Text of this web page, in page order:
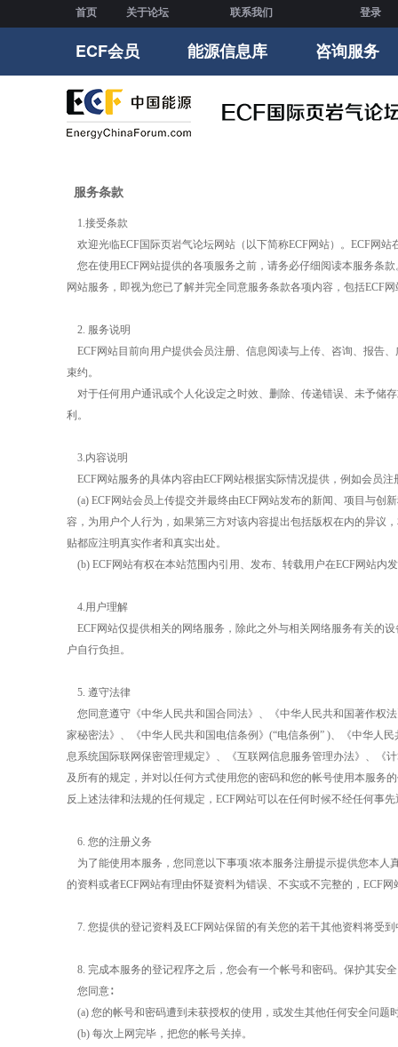
首页 关于论坛 联系我们 登录
ECF会员 能源信息库 咨询服务
服务条款
1.接受条款
欢迎光临ECF国际页岩气论坛网站（以下简称ECF网站）。 ECF网站
您在使用ECF网站提供的各项服务之前，请务必仔细阅读本服务条
网站服务，即视为您已了解并完全同意服务条款各项内容，包括ECF
2. 服务说明
ECF网站目前向用户提供会员注册、信息阅读与上传、咨询、报告
束约。
对于任何用户通讯或个人化设定之时效、删除、传递错误、未予储
利。
3.内容说明
ECF网站服务的具体内容由ECF网站根据实际情况提供，例如会员
(a) ECF网站会员上传提交并最终由ECF网站发布的新闻、项目与创
容，为用户个人行为，如果第三方对该内容提出包括版权在内的异议
贴都应注明真实作者和真实出处。
(b) ECF网站有权在本站范围内引用、发布、转载用户在ECF网站内
4.用户理解
ECF网站仅提供相关的网络服务，除此之外与相关网络服务有关的
户自行负担。
5. 遵守法律
您同意遵守《中华人民共和国合同法》、《中华人民共和国著作权
家秘密法》、《中华人民共和国电信条例》 (“电信条例” )、《中华人
息系统国际联网保密管理规定》、《互联网信息服务管理办法》、《
及所有的规定，并对以任何方式使用您的密码和您的帐号使用本服务
反上述法律和法规的任何规定， ECF网站可以在任何时候不经任何事
6. 您的注册义务
为了能使用本服务，您同意以下事项∶依本服务注册提示提供您本
的资料或者ECF网站有理由怀疑资料为错误、不实或不完整的， ECF网
7. 您提供的登记资料及ECF网站保留的有关您的若干其他资料将受
8. 完成本服务的登记程序之后，您会有一个帐号和密码。保护其安
您同意∶
(a) 您的帐号和密码遭到未获授权的使用，或发生其他任何安全问题
(b) 每次上网完毕，把您的帐号关掉。